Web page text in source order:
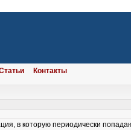
Контакты
в которую периодически